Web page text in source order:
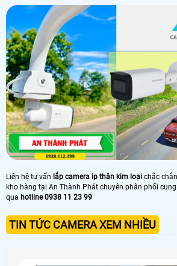
Liên hệ tư vấn lắp camera ip thân kim loại chắc
kho hàng tại An Thành Phát chuyên phân phối
qua hotline 0938 11 23 99
TIN TỨC CAMERA XEM NHIỀU